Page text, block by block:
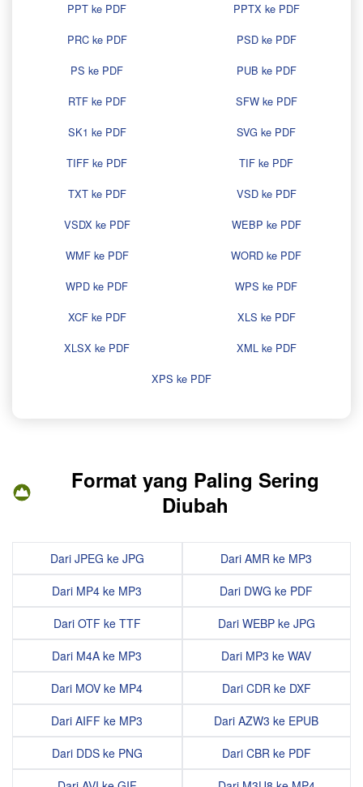
PPT ke PDF
PPTX ke PDF
PRC ke PDF
PSD ke PDF
PS ke PDF
PUB ke PDF
RTF ke PDF
SFW ke PDF
SK1 ke PDF
SVG ke PDF
TIFF ke PDF
TIF ke PDF
TXT ke PDF
VSD ke PDF
VSDX ke PDF
WEBP ke PDF
WMF ke PDF
WORD ke PDF
WPD ke PDF
WPS ke PDF
XCF ke PDF
XLS ke PDF
XLSX ke PDF
XML ke PDF
XPS ke PDF
Format yang Paling Sering
Diubah
Dari JPEG ke JPG
Dari MP4 ke MP3
Dari OTF ke TTF
Dari M4A ke MP3
Dari MOV ke MP4
Dari AIFF ke MP3
Dari DDS ke PNG
Dari AMR ke MP3
Dari DWG ke PDF
Dari WEBP ke JPG
Dari MP3 ke WAV
Dari CDR ke DXF
Dari AZW3 ke EPUB
Dari CBR ke PDF